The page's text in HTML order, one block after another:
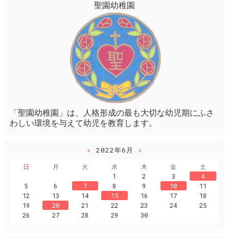
聖園幼稚園
「聖園幼稚園」は、人格形成の最も大切な幼児期にふさ
わしい環境を与えて幼児を教育します。
« 2022年6月
»
日
月 火 水 木 金
土
1
2 3
4
5
6 7 8 9 10
11
12
13 14 15 16 17
18
19
20 21 22 23 24
25
26
27 28 29 30